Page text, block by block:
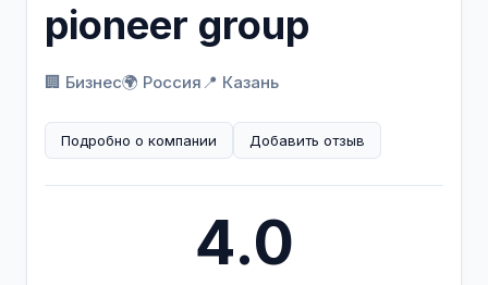
pioneer group
🏢 Бизнес🌍 Россия📍 Казань
Подробно о компании Добавить отзыв
4.0